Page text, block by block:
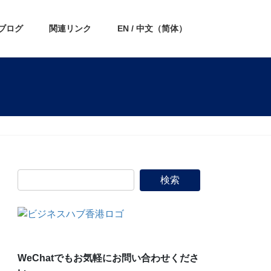
ログ 関連リンク EN / 中文（简体）
WeChatでもお気軽にお問い合わせくださ